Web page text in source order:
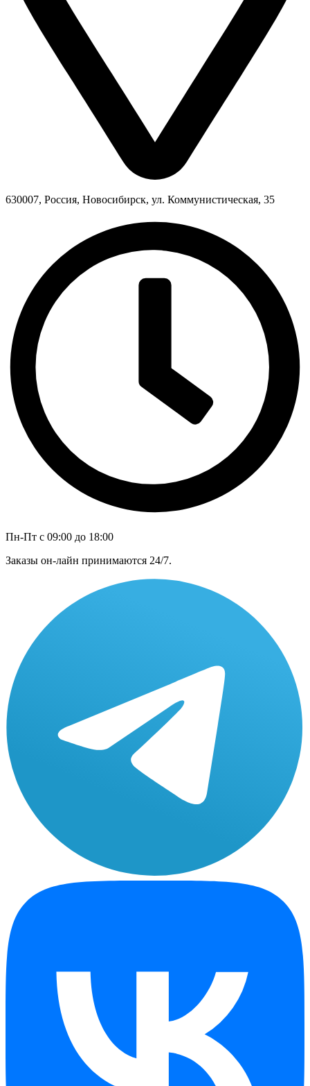
630007, Россия, Новосибирск, ул. Коммунистическая, 35
Пн-Пт с 09:00 до 18:00
Заказы он-лайн принимаются 24/7.